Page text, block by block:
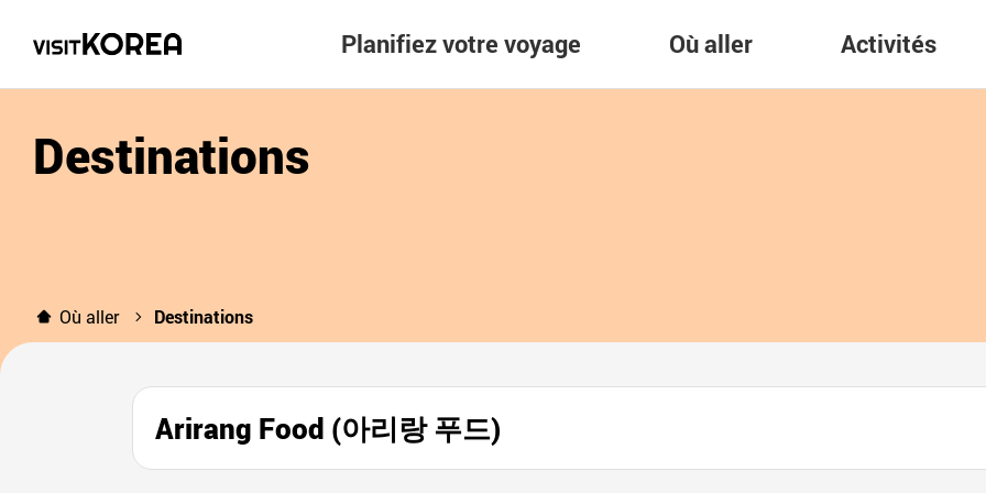
Planifiez votre voyage Où aller Activités
Destinations
Où aller Destinations
Arirang Food (아리랑 푸드)